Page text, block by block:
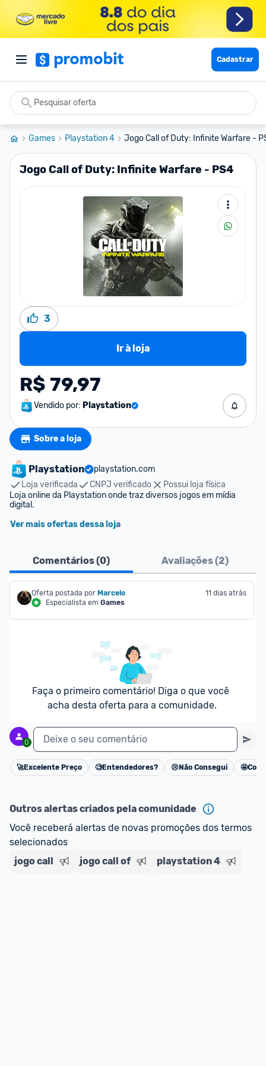
Cadastrar
Games Playstation 4 Jogo Call of Duty: Infinite Warfare -
Jogo Call of Duty: Infinite Warfare - PS4
3
Ir à loja
R$ 79,97
Vendido por: Playstation
Sobre a loja
Playstation
playstation.com
Loja verificada
CNPJ verificado
Possui loja física
Loja online da Playstation onde traz diversos jogos em mídia
digital.
Ver mais ofertas dessa loja
Comentários (0) Avaliações (2)
Oferta postada por Marcelo
Especialista em Games
11 dias atrás
Faça o primeiro comentário! Diga o que você
acha desta oferta para a comunidade.
0 Deixe o seu comentário
Cancelar
🚀Excelente Preço 🧐Entendedores? 😢 Não Consegui 🤩
Outros alertas criados pela comunidade
Você receberá alertas de novas promoções dos termos
selecionados
jogo call
jogo call of playstation 4